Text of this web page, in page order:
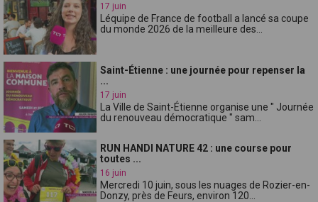
17 juin
Léquipe de France de football a lancé sa coupe
du monde 2026 de la meilleure des...
Saint-Étienne : une journée pour repenser la
...
17 juin
La Ville de Saint-Étienne organise une " Journée
du renouveau démocratique " sam...
RUN HANDI NATURE 42 : une course pour
toutes ...
16 juin
Mercredi 10 juin, sous les nuages de Rozier-en-
Donzy, près de Feurs, environ 120...